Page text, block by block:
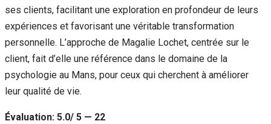
ses clients, facilitant une exploration en profondeur de leurs
expériences et favorisant une véritable transformation
personnelle. L’approche de Magalie Lochet, centrée sur le
client, fait d’elle une référence dans le domaine de la
psychologie au Mans, pour ceux qui cherchent à améliorer
leur qualité de vie.
Évaluation: 5.0/ 5 — 22